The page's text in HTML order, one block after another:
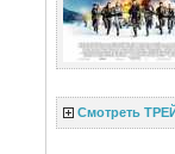
Смотреть